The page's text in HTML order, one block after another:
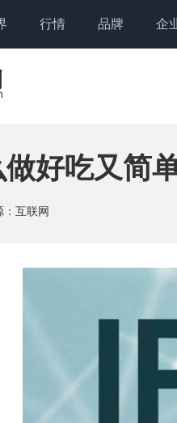
行情 品牌 企
好吃又简
：互联网